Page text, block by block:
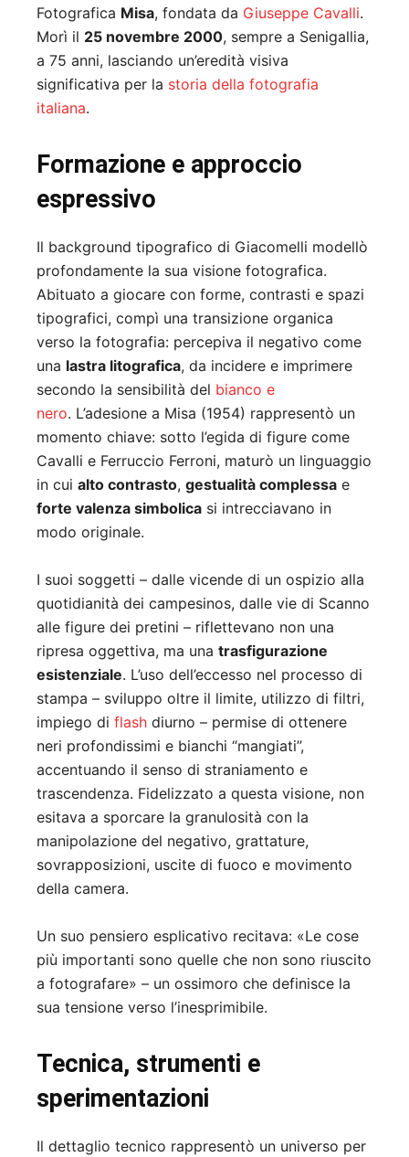
Fotografica Misa, fondata da Giuseppe Cavalli.
Morì il 25 novembre 2000, sempre a Senigallia,
a 75 anni, lasciando un’eredità visiva
significativa per la storia della fotografia
italiana.
Formazione e approccio
espressivo
Il background tipografico di Giacomelli modellò
profondamente la sua visione fotografica.
Abituato a giocare con forme, contrasti e spazi
tipografici, compì una transizione organica
verso la fotografia: percepiva il negativo come
una lastra litografica, da incidere e imprimere
secondo la sensibilità del bianco e
nero. L’adesione a Misa (1954) rappresentò un
momento chiave: sotto l’egida di figure come
Cavalli e Ferruccio Ferroni, maturò un linguaggio
in cui alto contrasto, gestualità complessa e
forte valenza simbolica si intrecciavano in
modo originale.
I suoi soggetti – dalle vicende di un ospizio alla
quotidianità dei campesinos, dalle vie di Scanno
alle figure dei pretini – riflettevano non una
ripresa oggettiva, ma una trasfigurazione
esistenziale. L’uso dell’eccesso nel processo di
stampa – sviluppo oltre il limite, utilizzo di filtri,
impiego di flash diurno – permise di ottenere
neri profondissimi e bianchi “mangiati”,
accentuando il senso di straniamento e
trascendenza. Fidelizzato a questa visione, non
esitava a sporcare la granulosità con la
manipolazione del negativo, grattature,
sovrapposizioni, uscite di fuoco e movimento
della camera.
Un suo pensiero esplicativo recitava: «Le cose
più importanti sono quelle che non sono riuscito
a fotografare» – un ossimoro che definisce la
sua tensione verso l’inesprimibile.
Tecnica, strumenti e
sperimentazioni
Il dettaglio tecnico rappresentò un universo per